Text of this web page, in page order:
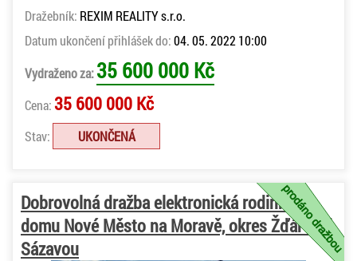
Dražebník: REXIM REALITY s.r.o.
Datum ukončení přihlášek do:04. 05. 2022 10:00
Vydraženo za:35 600 000 Kč
Cena:35 600 000 Kč
Stav: UKONČENÁ
Dobrovolná dražba elektronická rodinného
domu Nové Město na Moravě, okres Žďár nad
Sázavou